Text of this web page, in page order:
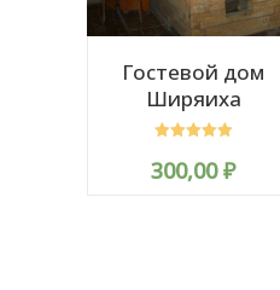
Гостевой дом
Ширяиха
5.00
out of 5
300,00₽